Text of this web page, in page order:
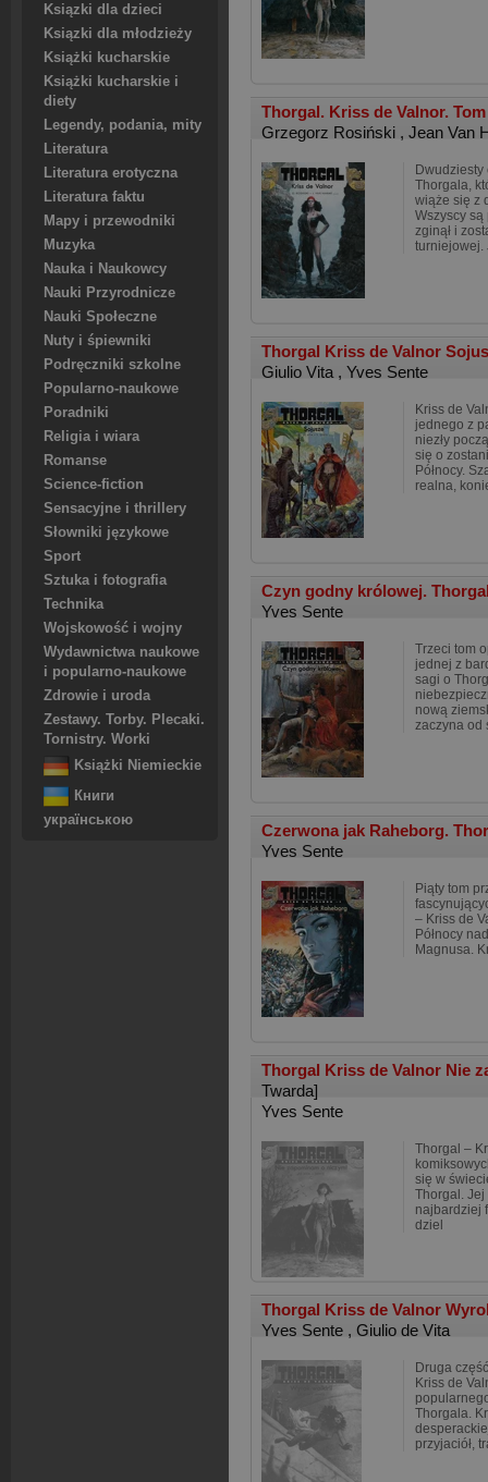
Ksiązki dla dzieci
Ksiązki dla młodzieży
Książki kucharskie
Książki kucharskie i
diety
Legendy, podania, mity
Literatura
Literatura erotyczna
Literatura faktu
Mapy i przewodniki
Muzyka
Nauka i Naukowcy
Nauki Przyrodnicze
Nauki Społeczne
Nuty i śpiewniki
Podręczniki szkolne
Popularno-naukowe
Poradniki
Religia i wiara
Romanse
Science-fiction
Sensacyjne i thrillery
Słowniki językowe
Sport
Sztuka i fotografia
Technika
Wojskowość i wojny
Wydawnictwa naukowe
i popularno-naukowe
Zdrowie i uroda
Zestawy. Torby. Plecaki.
Tornistry. Worki
Książki Niemieckie
Книги
українською
Thorgal. Kriss de Valnor.
Grzegorz Rosiński , Jean Van
Dwudziesty
Thorgala,
wiąże się z
Wszyscy
zginął i
turniejowej.
Thorgal Kriss de Valnor
Giulio Vita , Yves Sente
Kriss de
jednego z
niezły
się o
Północy.
realna,
Czyn godny królowej.
Yves Sente
Trzeci tom
jednej z
sagi o
nową
zaczyna od
Czerwona jak Raheborg.
Yves Sente
Piąty tom
– Kriss de
Północy
Magnusa.
Thorgal Kriss de Valnor Nie
Twarda]
Yves Sente
Thorgal –
się w
Thorgal.
najbardziej
dziel
Thorgal Kriss de Valnor
Yves Sente , Giulio de Vita
Druga
Kriss de
Thorgala.
przyjaciół,